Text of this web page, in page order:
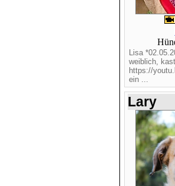
Lisa
weiblich,
https://
ein ...
Lary